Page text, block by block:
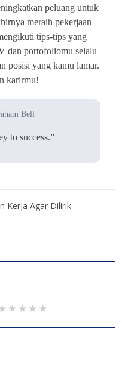
peluang untuk
meraih pekerjaan
tips-tips yang
dan portofoliomu selalu
posisi yang kamu lamar.
karirmu!
Bell
to success.”
Kerja Agar Dilirik
4 stars
3 stars
2 stars
1 star